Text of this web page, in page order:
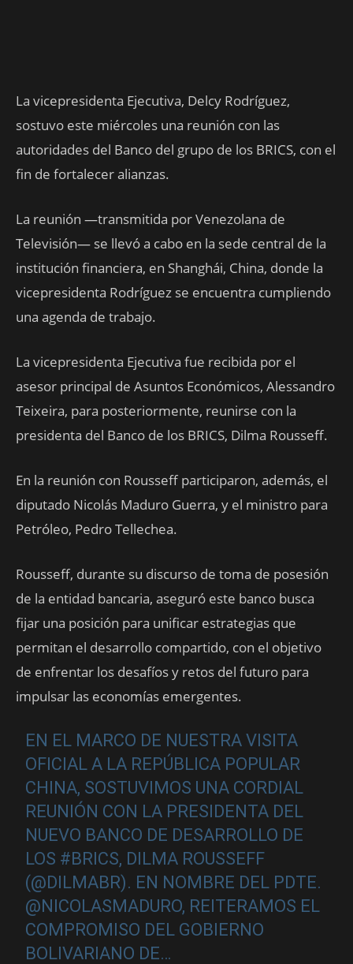
La vicepresidenta Ejecutiva, Delcy Rodríguez,
sostuvo este miércoles una reunión con las
autoridades del Banco del grupo de los BRICS, con el
fin de fortalecer alianzas.
La reunión —transmitida por Venezolana de
Televisión— se llevó a cabo en la sede central de la
institución financiera, en Shanghái, China, donde la
vicepresidenta Rodríguez se encuentra cumpliendo
una agenda de trabajo.
La vicepresidenta Ejecutiva fue recibida por el
asesor principal de Asuntos Económicos, Alessandro
Teixeira, para posteriormente, reunirse con la
presidenta del Banco de los BRICS, Dilma Rousseff.
En la reunión con Rousseff participaron, además, el
diputado Nicolás Maduro Guerra, y el ministro para
Petróleo, Pedro Tellechea.
Rousseff, durante su discurso de toma de posesión
de la entidad bancaria, aseguró este banco busca
fijar una posición para unificar estrategias que
permitan el desarrollo compartido, con el objetivo
de enfrentar los desafíos y retos del futuro para
impulsar las economías emergentes.
EN EL MARCO DE NUESTRA VISITA
OFICIAL A LA REPÚBLICA POPULAR
CHINA, SOSTUVIMOS UNA CORDIAL
REUNIÓN CON LA PRESIDENTA DEL
NUEVO BANCO DE DESARROLLO DE
LOS #BRICS, DILMA ROUSSEFF
(@DILMABR). EN NOMBRE DEL PDTE.
@NICOLASMADURO, REITERAMOS EL
COMPROMISO DEL GOBIERNO
BOLIVARIANO DE…